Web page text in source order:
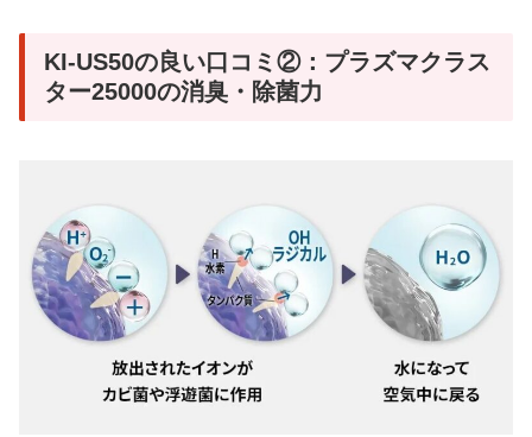
KI-US50の良い口コミ②：プラズマクラス
ター25000の消臭・除菌力